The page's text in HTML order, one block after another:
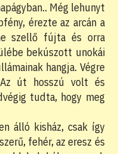
Még lehunyt
érezte az arcán a
szellő fújta és orra
bekúszott unokái
hangja. Végre
út hosszú volt és
tudta, hogy meg
álló kisház, csak így
fehér, az eresz és